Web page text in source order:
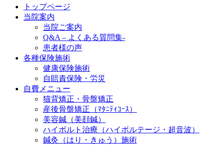
トップページ
当院案内
当院ご案内
Q&A – よくある質問集-
患者様の声
各種保険施術
健康保険施術
自賠責保険・労災
自費メニュー
猫背矯正・骨盤矯正
産後骨盤矯正（ﾏﾀﾆﾃｨｺｰｽ）
美容鍼（美顔鍼）
ハイボルト治療（ハイボルテージ・超音波）
鍼灸（はり・きゅう）施術